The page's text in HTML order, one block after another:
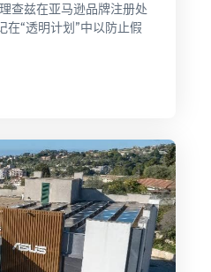
查兹在亚马逊品牌注册处
在“透明计划”中以防止假